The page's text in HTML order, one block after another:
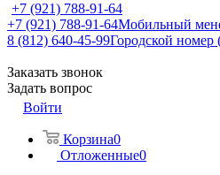
+7 (921) 788-91-64
+7 (921) 788-91-64Мобильный
8 (812) 640-45-99Городской номер
Заказать звонок
Задать вопрос
Войти
Корзина0
Отложенные0